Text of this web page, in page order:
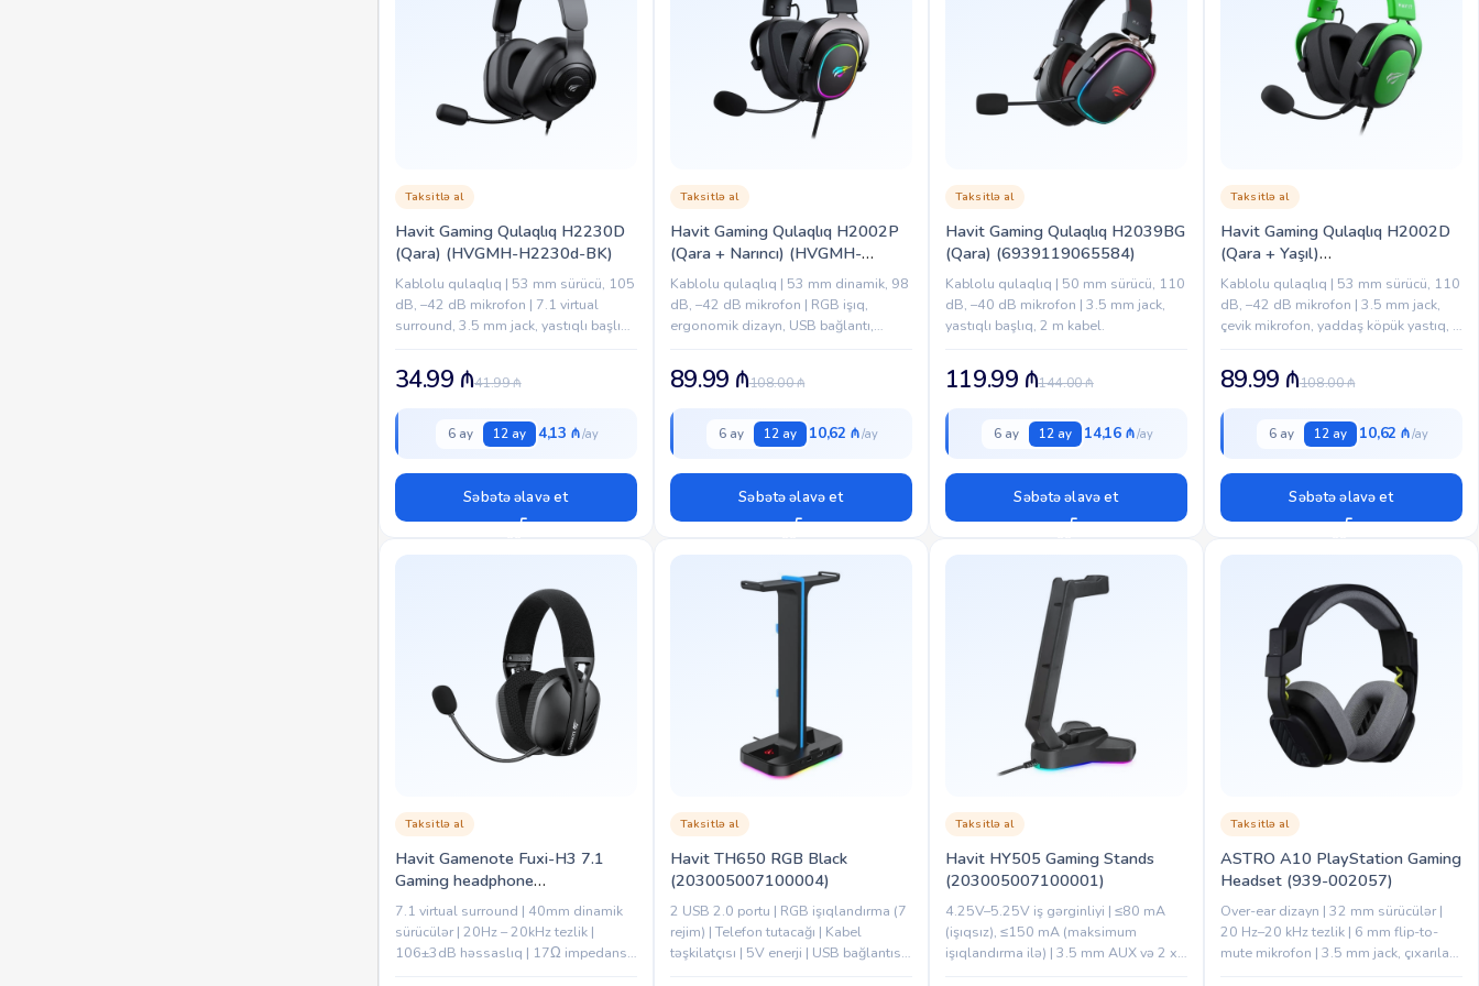
Havit Gaming Qulaqlıq H2230D
(Qara) (HVGMH-H2230d-BK)
Taksitlə al
Kablolu qulaqlıq | 53 mm sürücü, 105
dB, –42 dB mikrofon | 7.1 virtual
surround, 3.5 mm jack, yastıqlı başlıq,
41.99₼
34.99 ₼
6 ay 12 ay 4,13 ₼
Səbətə əlavə et
Havit Gaming Qulaqlıq H2002P
(Qara + Narıncı) (HVGMH-
H2002P-BO)
Taksitlə al
Kablolu qulaqlıq | 53 mm dinamik, 98
dB, –42 dB mikrofon | RGB işıq,
ergonomik dizayn, USB bağlantı,
oyun sessiyaları üçün rahat.
108.00₼
89.99 ₼
6 ay 12 ay 10,62 ₼
Səbətə əlavə et
Havit Gaming Qulaqlıq H2039BG
(Qara) (6939119065584)
Taksitlə al
Kablolu qulaqlıq | 50 mm sürücü, 110
dB, –40 dB mikrofon | 3.5 mm jack,
yastıqlı başlıq, 2 m kabel.
144.00₼
119.99 ₼
6 ay 12 ay 14,16 ₼
Səbətə əlavə et
Havit Gaming Qulaqlıq H2002D
(Qara + Yaşıl)
(6939119079475)
Taksitlə al
Kablolu qulaqlıq | 53 mm sürücü, 110
dB, –42 dB mikrofon | 3.5 mm jack,
çevik mikrofon, yaddaş köpük yastıq, 2
108.00₼
89.99 ₼
6 ay 12 ay 10,62 ₼
Səbətə əlavə et
Havit Gamenote Fuxi-H3 7.1
Gaming headphone
(203012004094293)
Taksitlə al
7.1 virtual surround | 40mm dinamik
sürücülər | 20Hz – 20kHz tezlik |
106±3dB həssaslıq | 17Ω impedans |
Havit TH650 RGB Black
(203005007100004)
Taksitlə al
2 USB 2.0 portu | RGB işıqlandırma (7
rejim) | Telefon tutacağı | Kabel
təşkilatçısı | 5V enerji | USB bağlantısı |
Havit HY505 Gaming Stands
(203005007100001)
Taksitlə al
4.25V–5.25V iş gərginliyi | ≤80 mA
(işıqsız), ≤150 mA (maksimum
işıqlandırma ilə) | 3.5 mm AUX və 2 x
ASTRO A10 PlayStation Gaming
Headset (939-002057)
Taksitlə al
Over-ear dizayn | 32 mm sürücülər |
20 Hz–20 kHz tezlik | 6 mm flip-to-
mute mikrofon | 3.5 mm jack, çıxarılan